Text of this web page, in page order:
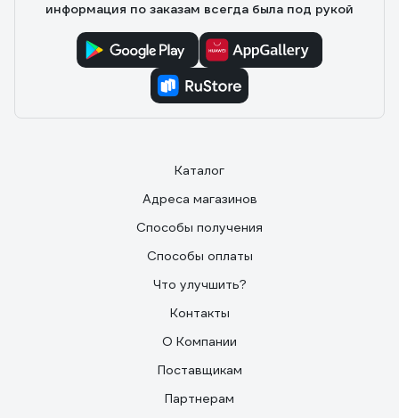
информация по заказам всегда была под рукой
Каталог
Адреса магазинов
Способы получения
Способы оплаты
Что улучшить?
Контакты
О Компании
Поставщикам
Партнерам